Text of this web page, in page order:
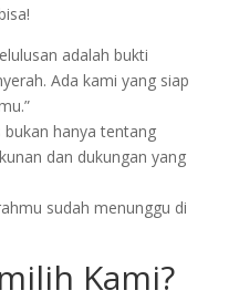
adalah bukti
Ada kami yang siap
bukan hanya tentang
dan dukungan yang
sudah menunggu di
Kami?